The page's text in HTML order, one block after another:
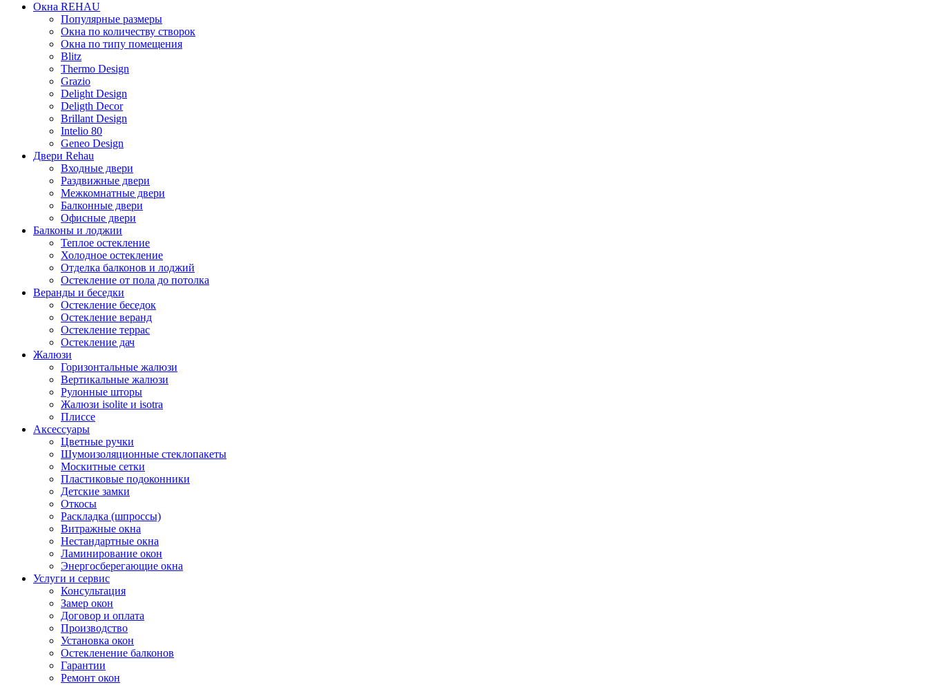
Окна REHAU
Популярные размеры
Окна по количеству створок
Окна по типу помещения
Blitz
Thermo Design
Grazio
Delight Design
Deligth Decor
Brillant Design
Intelio 80
Geneo Design
Двери Rehau
Входные двери
Раздвижные двери
Межкомнатные двери
Балконные двери
Офисные двери
Балконы и лоджии
Теплое остекление
Холодное остекление
Отделка балконов и лоджий
Остекление от пола до потолка
Веранды и беседки
Остекление беседок
Остекление веранд
Остекление террас
Остекление дач
Жалюзи
Горизонтальные жалюзи
Вертикальные жалюзи
Рулонные шторы
Жалюзи isolite и isotra
Плиссе
Аксессуары
Цветные ручки
Шумоизоляционные стеклопакеты
Москитные сетки
Пластиковые подоконники
Детские замки
Откосы
Раскладка (шпроссы)
Витражные окна
Нестандартные окна
Ламинирование окон
Энергосберегающие окна
Услуги и сервис
Консультация
Замер окон
Договор и оплата
Производство
Установка окон
Остекленение балконов
Гарантии
Ремонт окон